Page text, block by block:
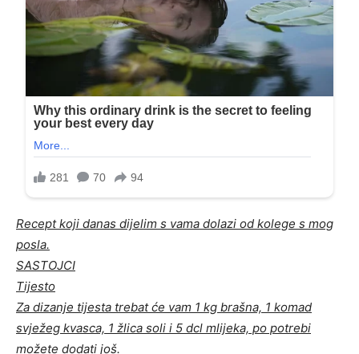
Recept koji danas dijelim s vama dolazi od kolege s mog
posla.
SASTOJCI
Tijesto
Za dizanje tijesta trebat će vam 1 kg brašna, 1 komad
svježeg kvasca, 1 žlica soli i 5 dcl mlijeka, po potrebi
možete dodati još.